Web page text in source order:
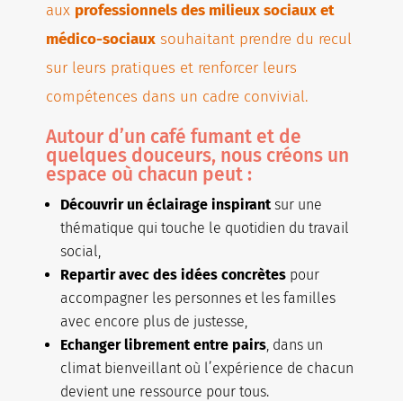
aux professionnels des milieux sociaux et
médico-sociaux souhaitant prendre du recul
sur leurs pratiques et renforcer leurs
compétences dans un cadre convivial.
Autour d’un café fumant et de
quelques douceurs, nous créons un
espace où chacun peut :
Découvrir un éclairage inspirantsur une
thématique qui touche le quotidien du travail
social,
Repartir avec des idées concrètes pour
accompagner les personnes et les familles
avec encore plus de justesse,
Echanger librement entre pairs, dans un
climat bienveillant où l’expérience de chacun
devient une ressource pour tous.